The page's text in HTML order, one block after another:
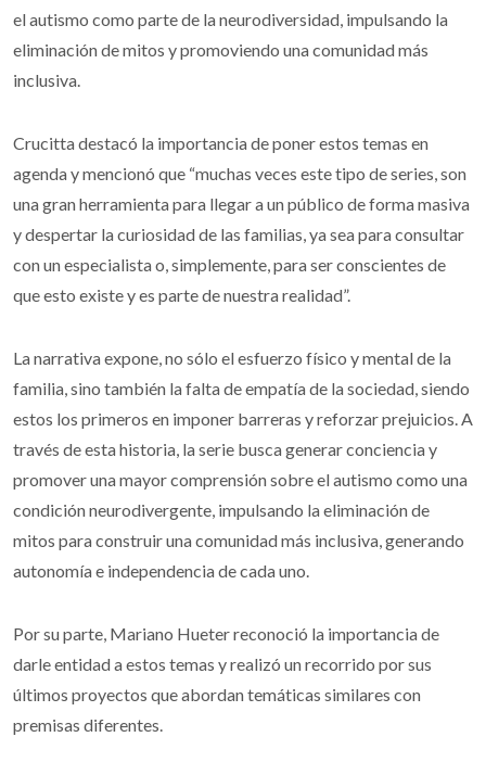
el autismo como parte de la neurodiversidad, impulsando la
eliminación de mitos y promoviendo una comunidad más
inclusiva.
Crucitta destacó la importancia de poner estos temas en
agenda y mencionó que “muchas veces este tipo de series, son
una gran herramienta para llegar a un público de forma masiva
y despertar la curiosidad de las familias, ya sea para consultar
con un especialista o, simplemente, para ser conscientes de
que esto existe y es parte de nuestra realidad”.
La narrativa expone, no sólo el esfuerzo físico y mental de la
familia, sino también la falta de empatía de la sociedad, siendo
estos los primeros en imponer barreras y reforzar prejuicios. A
través de esta historia, la serie busca generar conciencia y
promover una mayor comprensión sobre el autismo como una
condición neurodivergente, impulsando la eliminación de
mitos para construir una comunidad más inclusiva, generando
autonomía e independencia de cada uno.
Por su parte, Mariano Hueter reconoció la importancia de
darle entidad a estos temas y realizó un recorrido por sus
últimos proyectos que abordan temáticas similares con
premisas diferentes.